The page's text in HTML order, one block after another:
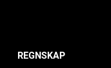
REGNSKAP